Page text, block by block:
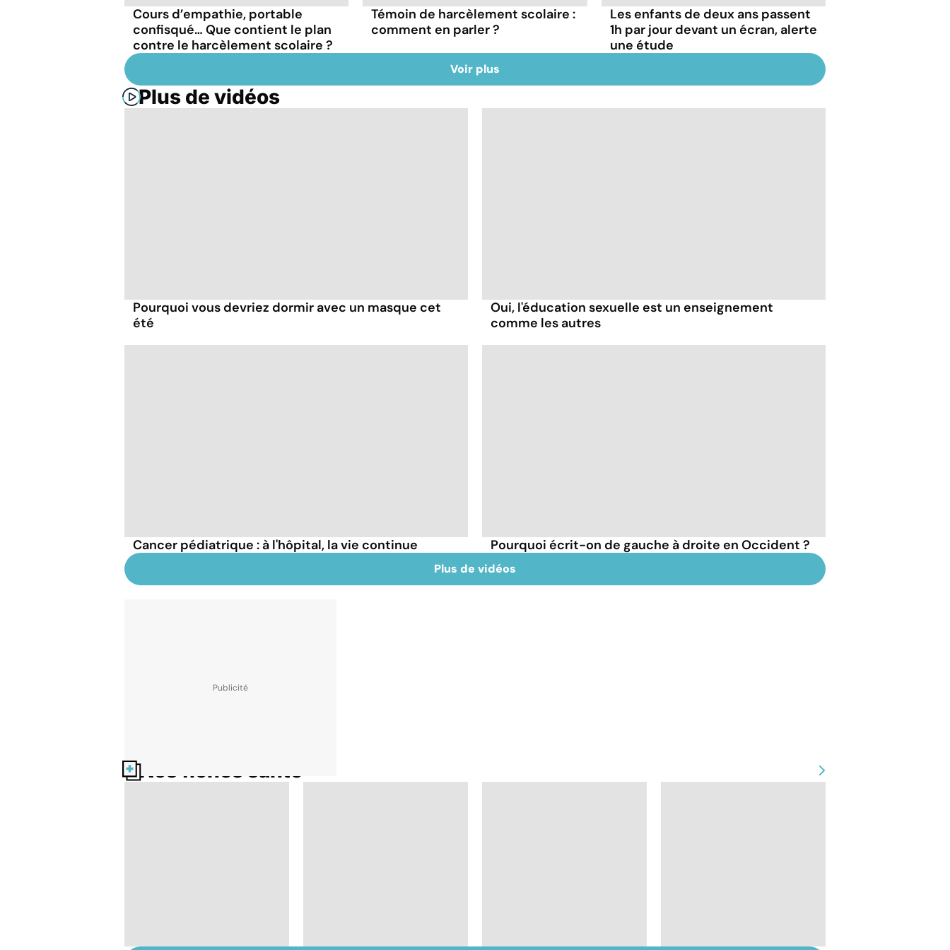
Cours d’empathie, portable
confisqué… Que contient le plan
contre le harcèlement scolaire ?
Témoin de harcèlement scolaire :
comment en parler ?
Les enfants de deux ans passent
1h par jour devant un écran, alerte
une étude
Voir plus
Plus de vidéos
Pourquoi vous devriez dormir avec un masque cet
été
Oui, l'éducation sexuelle est un enseignement
comme les autres
Cancer pédiatrique : à l'hôpital, la vie continue Pourquoi écrit-on de gauche à droite en Occident ?
Plus de vidéos
Nos fiches santé